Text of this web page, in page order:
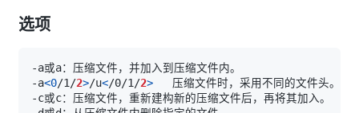
选项
-a<0/1/2>/u</0/1/2>